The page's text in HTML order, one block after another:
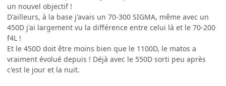
un nouvel objectif !
D'ailleurs, à la base j'avais un 70-300 SIGMA, même avec un
450D j'ai largement vu la différence entre celui là et le 70-200
f4L !
Et le 450D doit être moins bien que le 1100D, le matos a
vraiment évolué depuis ! Déjà avec le 550D sorti peu après
c'est le jour et la nuit.